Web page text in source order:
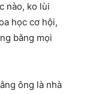
nào, ko lùi
học cơ hội,
bằng mọi
ông là nhà